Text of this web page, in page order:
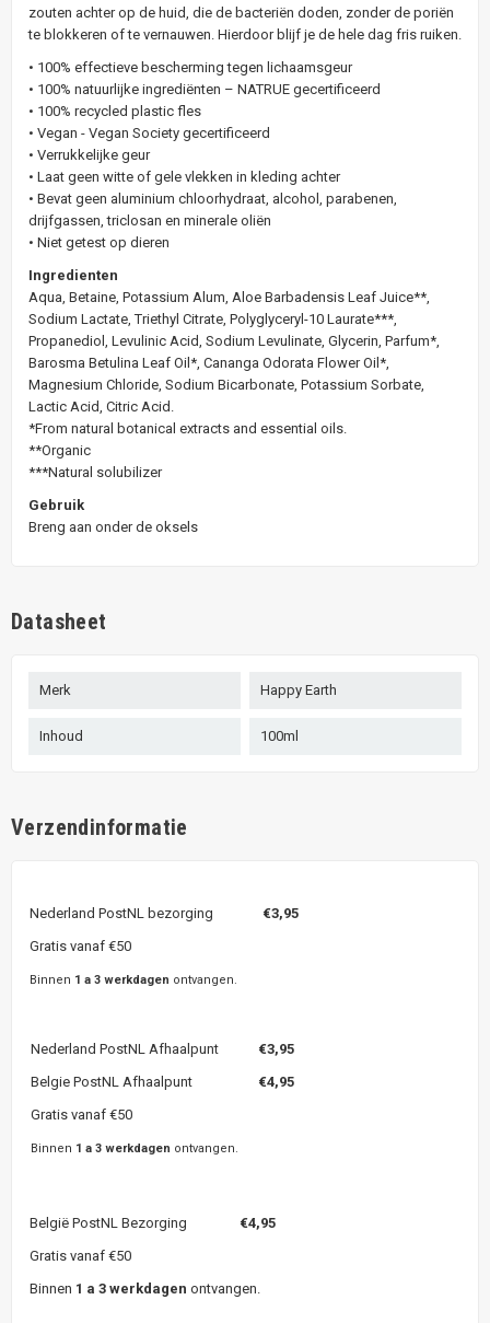
zouten achter op de huid, die de bacteriën doden, zonder de poriën
te blokkeren of te vernauwen. Hierdoor blijf je de hele dag fris ruiken.
• 100% effectieve bescherming tegen lichaamsgeur
• 100% natuurlijke ingrediënten – NATRUE gecertificeerd
• 100% recycled plastic fles
• Vegan - Vegan Society gecertificeerd
• Verrukkelijke geur
• Laat geen witte of gele vlekken in kleding achter
• Bevat geen aluminium chloorhydraat, alcohol, parabenen,
drijfgassen, triclosan en minerale oliën
• Niet getest op dieren
Ingredienten
Aqua, Betaine, Potassium Alum, Aloe Barbadensis Leaf Juice**,
Sodium Lactate, Triethyl Citrate, Polyglyceryl-10 Laurate***,
Propanediol, Levulinic Acid, Sodium Levulinate, Glycerin, Parfum*,
Barosma Betulina Leaf Oil*, Cananga Odorata Flower Oil*,
Magnesium Chloride, Sodium Bicarbonate, Potassium Sorbate,
Lactic Acid, Citric Acid.
*From natural botanical extracts and essential oils.
**Organic
***Natural solubilizer
Gebruik
Breng aan onder de oksels
Datasheet
Merk Happy Earth
Inhoud 100ml
Verzendinformatie
Nederland PostNL bezorging €3,95
Gratis vanaf €50
Binnen 1 a 3 werkdagen ontvangen.
Nederland PostNL Afhaalpunt €3,95
Belgie PostNL Afhaalpunt
€4,95
Gratis vanaf €50
Binnen 1 a 3 werkdagen ontvangen.
België PostNL Bezorging €4,95
Gratis vanaf €50
Binnen 1 a 3 werkdagen ontvangen.